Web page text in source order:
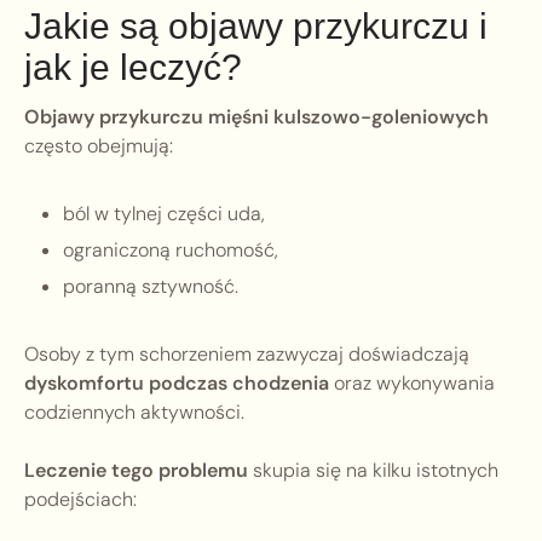
Jakie są objawy przykurczu i
jak je leczyć?
Objawy przykurczu mięśni kulszowo-goleniowych
często obejmują:
ból w tylnej części uda,
ograniczoną ruchomość,
poranną sztywność.
Osoby z tym schorzeniem zazwyczaj doświadczają
dyskomfortu podczas chodzeniaoraz wykonywania
codziennych aktywności.
Leczenie tego problemu skupia się na kilku istotnych
podejściach: